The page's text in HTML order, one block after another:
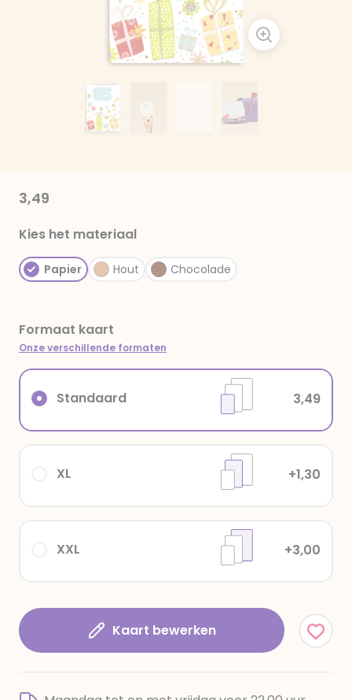
3,49
Kies het materiaal
Papier Hout Chocolade
Formaat kaart
Onze verschillende formaten
XXL +3,00
XL +1,30
Standaard 3,49
Kaart bewerken